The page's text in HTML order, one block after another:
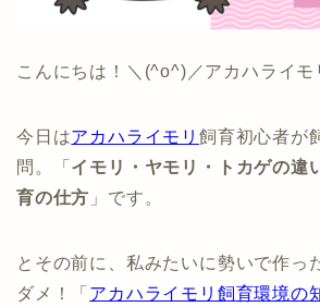
こんにちは！＼(^o^)／アカハライモ
今日はアカハライモリ飼育初心者が
問。「 イモリ・ヤモリ・トカゲの違
育の仕方 」です。
とその前に、私みたいに勢いで作っ
ダメ！「 アカハライモリ飼育環境の